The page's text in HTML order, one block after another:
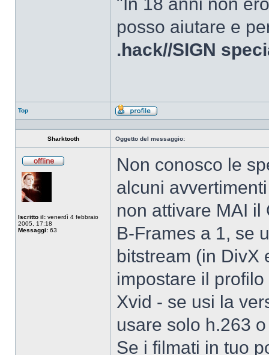
posso aiutare e
.hack//SIGN
Top
Profilo
Sharktooth Oggetto del messaggio:
Iscritto il: venerdì 4 febbraio
2005, 17:18
Messaggi: 63
Non conosco le
alcuni
non attivare MAI il
B-Frames a 1, se
bitstream (in DivX
impostare il
Xvid - se usi la
usare solo h.263
Se i filmati in tuo